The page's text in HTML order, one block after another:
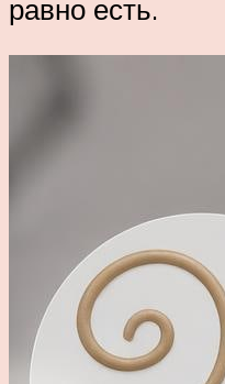
равно есть.